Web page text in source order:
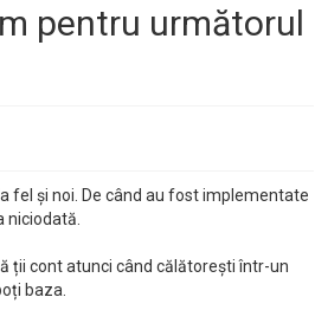
pentru următorul
fel și noi. De când au fost implementate
ții cont atunci când călătorești într-un
baza.